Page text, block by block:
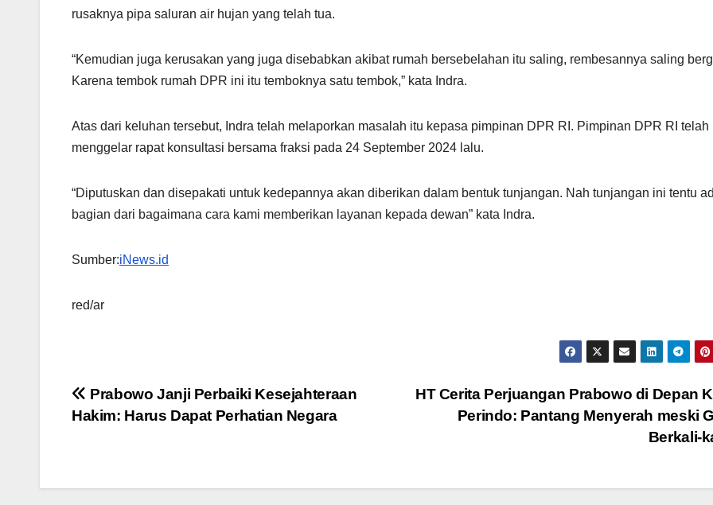
rusaknya pipa saluran air hujan yang telah tua.
“Kemudian juga kerusakan yang juga disebabkan akibat rumah bersebelahan itu saling, rembesannya saling
Karena tembok rumah DPR ini itu temboknya satu tembok,” kata Indra.
Atas dari keluhan tersebut, Indra telah melaporkan masalah itu kepasa pimpinan DPR RI. Pimpinan DPR RI telah
menggelar rapat konsultasi bersama fraksi pada 24 September 2024 lalu.
“Diputuskan dan disepakati untuk kedepannya akan diberikan dalam bentuk tunjangan. Nah tunjangan ini tentu
bagian dari bagaimana cara kami memberikan layanan kepada dewan” kata Indra.
Sumber:iNews.id
red/ar
Navigasi
HT Cerita Perjuangan Prabowo di Depan
Perindo: Pantang Menyerah meski
Berkali-
Prabowo Janji Perbaiki Kesejahteraan
Hakim: Harus Dapat Perhatian Negara